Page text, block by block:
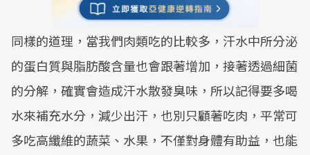
同樣的道理，當我們肉類吃的比較多，汗水中所分泌
的蛋白質與脂肪酸含量也會跟著增加，接著透過細菌
的分解，確實會造成汗水散發臭味，所以記得要多喝
水來補充水分，減少出汗，也別只顧著吃肉，平常可
多吃高纖維的蔬菜、水果，不僅對身體有助益，也能